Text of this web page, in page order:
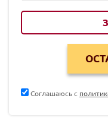
Соглашаюсь с